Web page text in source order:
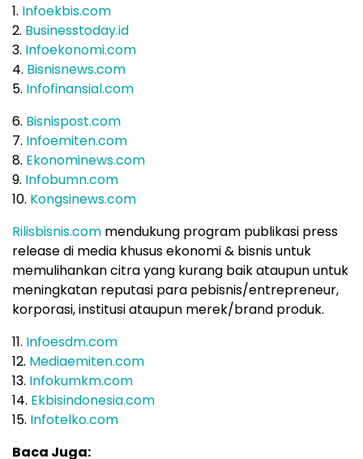
1. Infoekbis.com
2. Businesstoday.id
3. Infoekonomi.com
4. Bisnisnews.com
5. Infofinansial.com
6. Bisnispost.com
7. Infoemiten.com
8. Ekonominews.com
9. Infobumn.com
10. Kongsinews.com
Rilisbisnis.com mendukung program publikasi press
release di media khusus ekonomi & bisnis untuk
memulihankan citra yang kurang baik ataupun untuk
meningkatan reputasi para pebisnis/entrepreneur,
korporasi, institusi ataupun merek/brand produk.
11. Infoesdm.com
12. Mediaemiten.com
13. Infokumkm.com
14. Ekbisindonesia.com
15. Infotelko.com
Baca Juga: